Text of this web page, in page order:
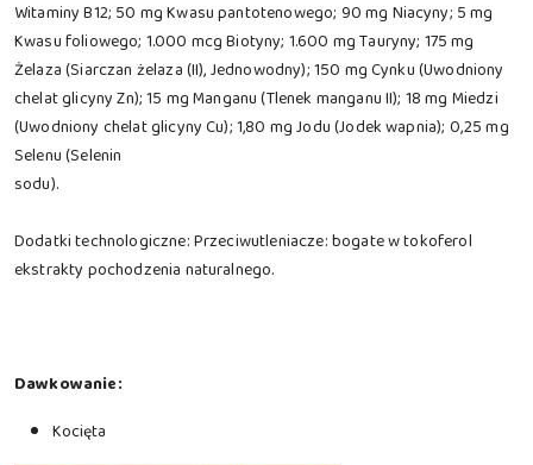
Witaminy B12; 50 mg Kwasu pantotenowego; 90 mg Niacyny; 5 mg
Kwasu foliowego; 1.000 mcg Biotyny; 1.600 mg Tauryny; 175 mg
Żelaza (Siarczan żelaza (II), Jednowodny); 150 mg Cynku (Uwodniony
chelat glicyny Zn); 15 mg Manganu (Tlenek manganu II); 18 mg Miedzi
(Uwodniony chelat glicyny Cu); 1,80 mg Jodu (Jodek wapnia); 0,25 mg
Selenu (Selenin
sodu).
Dodatki technologiczne: Przeciwutleniacze: bogate w tokoferol
ekstrakty pochodzenia naturalnego.
Dawkowanie:
Kocięta